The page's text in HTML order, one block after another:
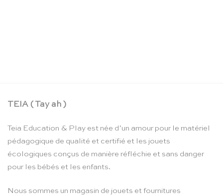
TEIA ( Tay ah )
Teia Education & Play est née d’un amour pour le matériel
pédagogique de qualité et certifié et les jouets
écologiques conçus de manière réfléchie et sans danger
pour les bébés et les enfants.
Nous sommes un magasin de jouets et fournitures